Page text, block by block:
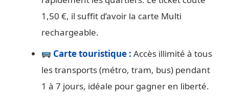
1,50 €, il suffit d’avoir la carte Multi
rechargeable.
Carte touristique : Accès illimité à tous
les transports (métro, tram, bus) pendant
1 à 7 jours, idéale pour gagner en liberté.